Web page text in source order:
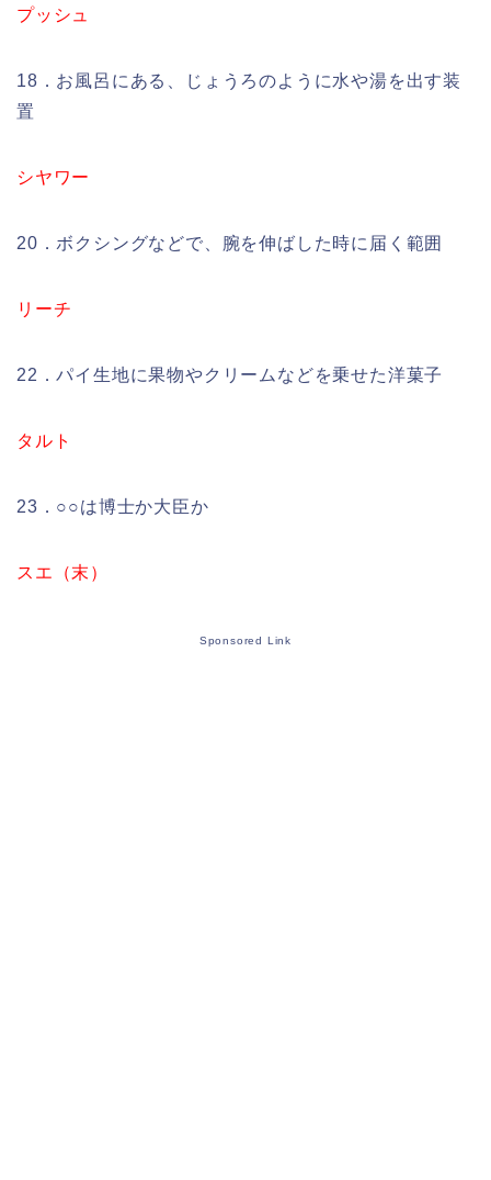
プッシュ
18．お風呂にある、じょうろのように水や湯を出す装
置
シヤワー
20．ボクシングなどで、腕を伸ばした時に届く範囲
リーチ
22．パイ生地に果物やクリームなどを乗せた洋菓子
タルト
23．○○は博士か大臣か
スエ（末）
Sponsored Link